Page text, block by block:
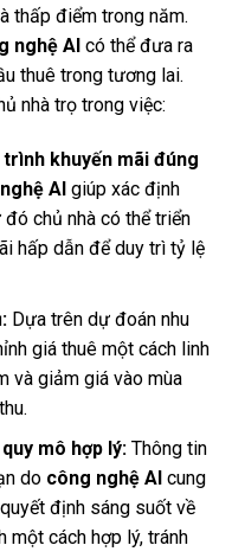
thấp điểm trong năm.
nghệ AI có thể đưa ra
thuê trong tương lai.
nhà trọ trong việc:
khuyến mãi đúng
AIgiúp xác định
chủ nhà có thể triển
hấp dẫn để duy trì tỷ lệ
Dựa trên dự đoán nhu
giá thuê một cách linh
và giảm giá vào mùa
mô hợp lý:Thông tin
do công nghệ AI cung
định sáng suốt về
một cách hợp lý, tránh